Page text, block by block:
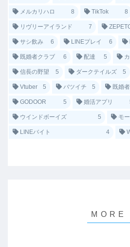
メルカリハロ 8 TikTok 8
リヴリーアイランド 7
サシ飲み 6 LINEプレイ 6
既婚者クラブ 6 配達 5
信長の野望 5 ダークテイルズ 5
Vtuber 5 バツイチ 5 既婚者
GODOOR 5 婚活アプリ
ウインドボーイズ 5 モ
LINEバイト 4